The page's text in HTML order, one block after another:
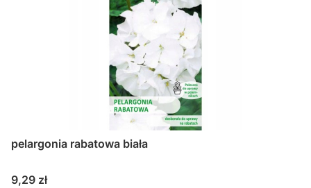
pelargonia rabatowa biała
Cena
9,29 zł